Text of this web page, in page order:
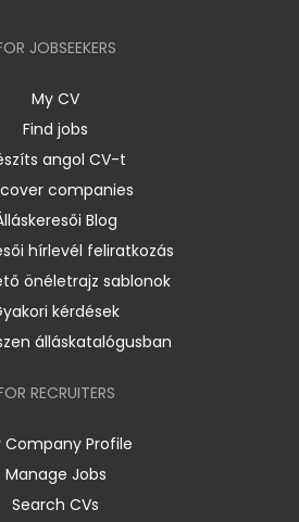
JOBSEEKERS
My CV
Find jobs
angol CV-t
companies
Blog
hírlevél feliratkozás
önéletrajz sablonok
kérdések
álláskatalógusban
RECRUITERS
Company Profile
Manage Jobs
Search CVs